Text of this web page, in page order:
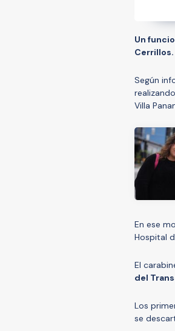
Un
Cerrillos.
Según
Villa
En ese
Hospital
El
del
Los
se